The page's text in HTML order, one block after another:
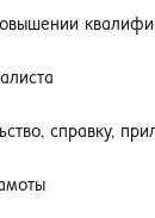
справку,